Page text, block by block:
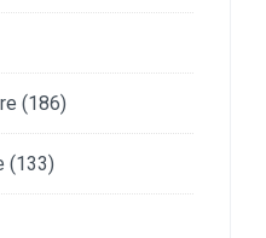
(186)
(133)